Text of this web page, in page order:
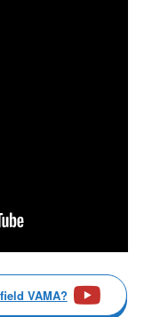
VAMA?